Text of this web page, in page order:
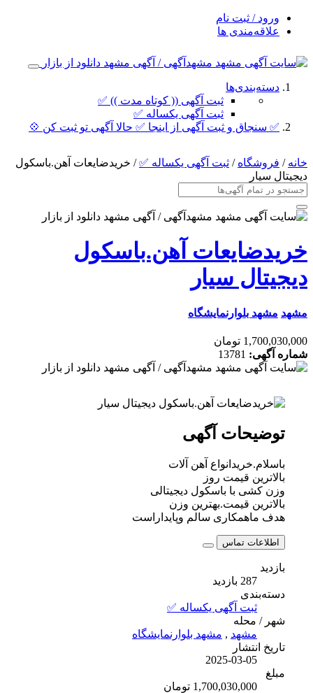
ورود / ثبت نام
علاقه‌مندی ها
دسته‌بندی‌ها
ثبت آگهی (( کوتاه مدت )) ✅
ثبت آگهی یکساله ✅
✅ سنجاق و ثبت آگهی از اینجا ✅ حالا آگهی تو ثبت کن 💠
خانه / فروشگاه / ثبت آگهی یکساله ✅/ خریدضایعات آهن.باسکول
دیجیتال سیار
خریدضایعات آهن.باسکول
دیجیتال سیار
مشهد مشهد بلوارنمایشگاه
1,700,030,000 تومان
شماره آگهی: 13781
توضیحات آگهی
باسلام.خریدانواع آهن آلات
بالاترین قیمت روز
وزن کشی با باسکول دیجیتالی
بالاترین قیمت.بهترین وزن
هدف ماهمکاری سالم وپایداراست
اطلاعات تماس
بازدید
287 بازدید
دسته‌بندی
ثبت آگهی یکساله ✅
شهر / محله
مشهد , مشهد بلوارنمایشگاه
تاریخ انتشار
2025-03-05
مبلغ
1,700,030,000 تومان